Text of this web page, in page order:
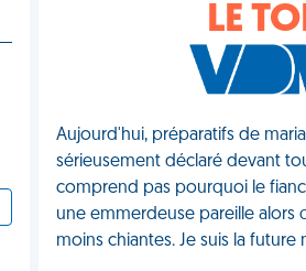
LE
Aujourd'hui, préparatifs de
sérieusement déclaré devant
comprend pas pourquoi le
une emmerdeuse pareille alors
moins chiantes. Je suis la future